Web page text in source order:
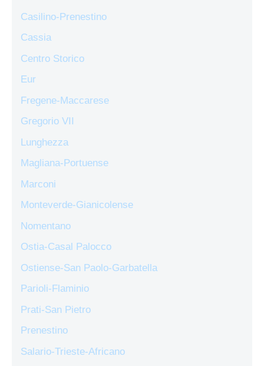
Casilino-Prenestino
Cassia
Centro Storico
Eur
Fregene-Maccarese
Gregorio VII
Lunghezza
Magliana-Portuense
Marconi
Monteverde-Gianicolense
Nomentano
Ostia-Casal Palocco
Ostiense-San Paolo-Garbatella
Parioli-Flaminio
Prati-San Pietro
Prenestino
Salario-Trieste-Africano